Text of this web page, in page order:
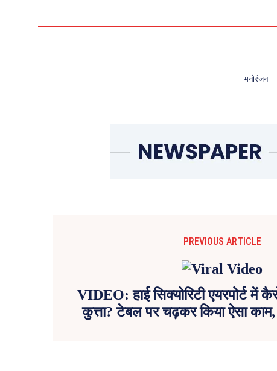
मनोरंजन
PREVIOUS ARTICLE
VIDEO: हाई सिक्योरिटी एयरपोर्ट में
कुत्ता? टेबल पर चढ़कर किया ऐसा